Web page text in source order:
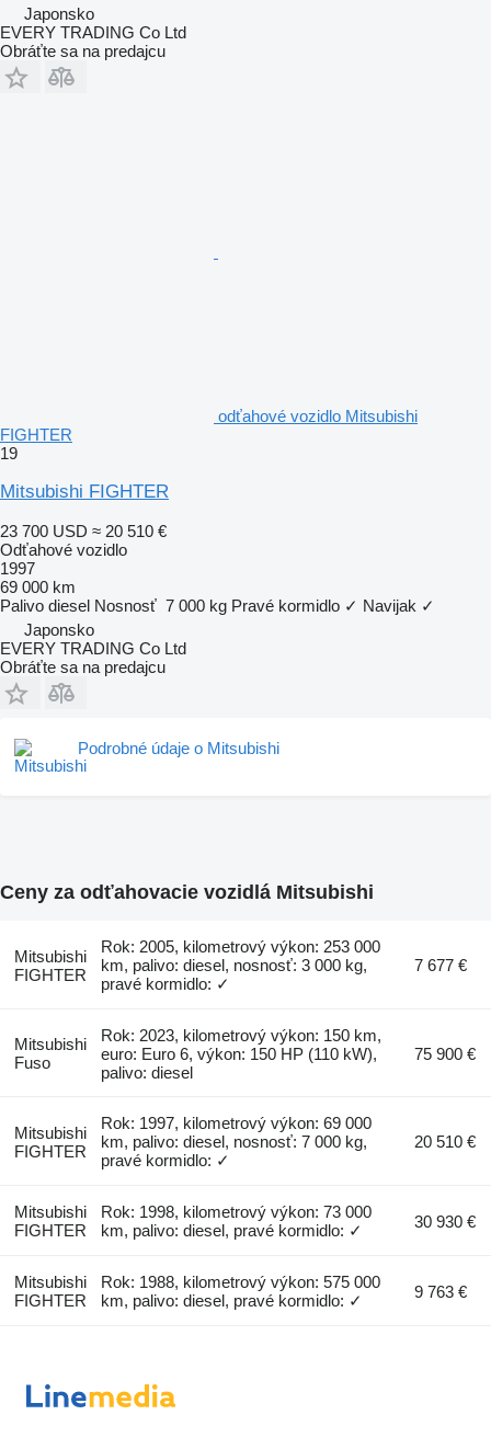
Japonsko
EVERY TRADING Co Ltd
Obráťte sa na predajcu
odťahové vozidlo Mitsubishi
FIGHTER
19
Mitsubishi FIGHTER
23 700 USD ≈ 20 510 €
Odťahové vozidlo
1997
69 000 km
Palivo diesel Nosnosť 7 000 kg Pravé kormidlo ✓ Navijak ✓
Japonsko
EVERY TRADING Co Ltd
Obráťte sa na predajcu
Podrobné údaje o Mitsubishi
Ceny za odťahovacie vozidlá Mitsubishi
Mitsubishi
FIGHTER
Rok: 2005, kilometrový výkon: 253 000
km, palivo: diesel, nosnosť: 3 000 kg,
pravé kormidlo: ✓
7 677 €
Mitsubishi
Fuso
Rok: 2023, kilometrový výkon: 150 km,
euro: Euro 6, výkon: 150 HP (110 kW),
palivo: diesel
75 900 €
Mitsubishi
FIGHTER
Rok: 1997, kilometrový výkon: 69 000
km, palivo: diesel, nosnosť: 7 000 kg,
pravé kormidlo: ✓
20 510 €
Mitsubishi
FIGHTER
Rok: 1998, kilometrový výkon: 73 000
km, palivo: diesel, pravé kormidlo: ✓
30 930 €
Mitsubishi
FIGHTER
Rok: 1988, kilometrový výkon: 575 000
km, palivo: diesel, pravé kormidlo: ✓
9 763 €